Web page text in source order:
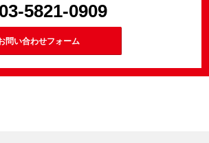
03-5821-0909
問い合わせフォーム